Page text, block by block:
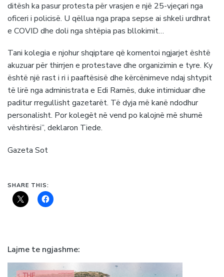
ditësh ka pasur protesta për vrasjen e një 25-vjeçari nga
oficeri i policisë. U qëllua nga prapa sepse ai shkeli urdhrat
e COVID dhe doli nga shtëpia pas bllokimit…
Tani kolegia e njohur shqiptare që komentoi ngjarjet është
akuzuar për thirrjen e protestave dhe organizimin e tyre. Ky
është një rast i ri i paaftësisë dhe kërcënimeve ndaj shtypit
të lirë nga administrata e Edi Ramës, duke intimiduar dhe
paditur rregullisht gazetarët. Të dyja më kanë ndodhur
personalisht. Por kolegët në vend po kalojnë më shumë
vështirësi”, deklaron Tiede.
Gazeta Sot
SHARE THIS:
Lajme te ngjashme